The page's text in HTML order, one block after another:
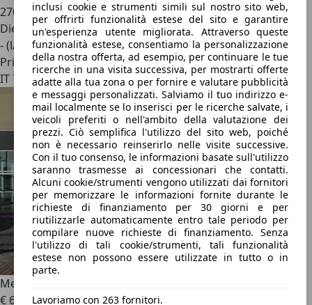
inclusi cookie e strumenti simili sul nostro sito web,
per offrirti funzionalità estese del sito e garantire
un'esperienza utente migliorata. Attraverso queste
funzionalità estese, consentiamo la personalizzazione
della nostra offerta, ad esempio, per continuare le tue
ricerche in una visita successiva, per mostrarti offerte
adatte alla tua zona o per fornire e valutare pubblicità
e messaggi personalizzati. Salviamo il tuo indirizzo e-
mail localmente se lo inserisci per le ricerche salvate, i
veicoli preferiti o nell'ambito della valutazione dei
prezzi. Ciò semplifica l'utilizzo del sito web, poiché
non è necessario reinserirlo nelle visite successive.
Con il tuo consenso, le informazioni basate sull'utilizzo
saranno trasmesse ai concessionari che contatti.
Alcuni cookie/strumenti vengono utilizzati dai fornitori
per memorizzare le informazioni fornite durante le
richieste di finanziamento per 30 giorni e per
riutilizzarle automaticamente entro tale periodo per
compilare nuove richieste di finanziamento. Senza
l'utilizzo di tali cookie/strumenti, tali funzionalità
estese non possono essere utilizzate in tutto o in
parte.
Lavoriamo con 263 fornitori.
270.000 km
Diesel
- (l/100 km)
Privato
IT 73010
Mercedes-Benz C 250
€ 6.400